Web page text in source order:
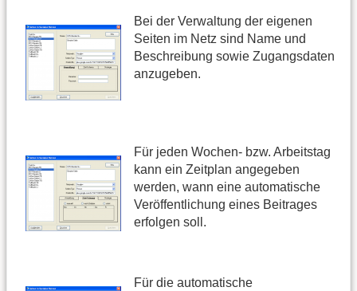
Bei der Verwaltung der eigenen
Seiten im Netz sind Name und
Beschreibung sowie Zugangsdaten
anzugeben.
Für jeden Wochen- bzw. Arbeitstag
kann ein Zeitplan angegeben
werden, wann eine automatische
Veröffentlichung eines Beitrages
erfolgen soll.
Für die automatische